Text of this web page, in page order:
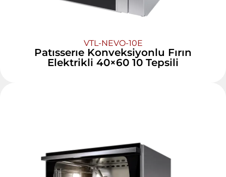
VTL-NEVO-10E
Patısserıe Konveksiyonlu Fırın
Elektrikli 40×60 10 Tepsili